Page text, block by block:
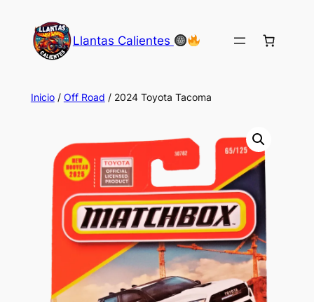
contenido
Llantas Calientes
Inicio/ Off Road / 2024 Toyota Tacoma